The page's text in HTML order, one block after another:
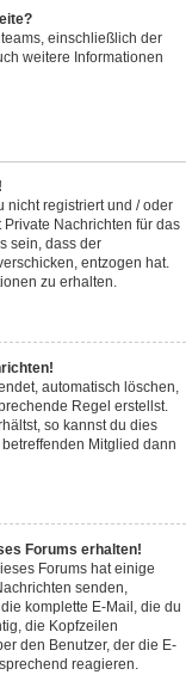
einschließlich der
weitere Informationen
nicht registriert und / oder
Nachrichten für das
sein, dass der
entzogen hat.
zu erhalten.
automatisch löschen,
Regel erstellst.
so kannst du dies
Mitglied dann
Forums erhalten!
Forums hat einige
senden,
komplette E-Mail, die du
die Kopfzeilen
den Benutzer, der die E-
reagieren.